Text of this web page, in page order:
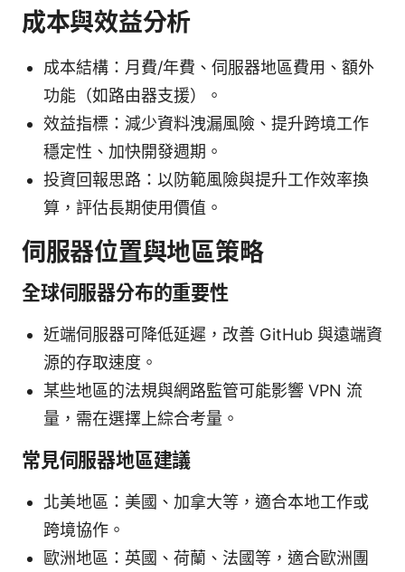
成本與效益分析
成本結構：月費/年費、伺服器地區費用、額外
功能（如路由器支援）。
效益指標：減少資料洩漏風險、提升跨境工作
穩定性、加快開發週期。
投資回報思路：以防範風險與提升工作效率換
算，評估長期使用價值。
伺服器位置與地區策略
全球伺服器分布的重要性
近端伺服器可降低延遲，改善 GitHub 與遠端資
源的存取速度。
某些地區的法規與網路監管可能影響 VPN 流
量，需在選擇上綜合考量。
常見伺服器地區建議
北美地區：美國、加拿大等，適合本地工作或
跨境協作。
歐洲地區：英國、荷蘭、法國等，適合歐洲團